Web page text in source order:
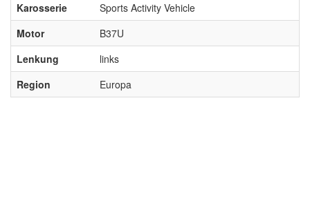
Karosserie
Sports Activity Vehicle
Motor
B37U
Lenkung
links
Region
Europa